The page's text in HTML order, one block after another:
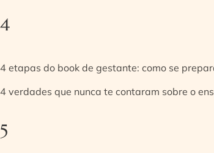
4
4 etapas do book de gestante: como se
4 verdades que nunca te contaram sobre o
5